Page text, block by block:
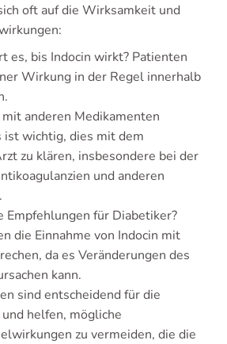
oft auf die Wirksamkeit und
es, bis Indocin wirkt? Patienten
Wirkung in der Regel innerhalb
mit anderen Medikamenten
ist wichtig, dies mit dem
zu klären, insbesondere bei der
und anderen
Empfehlungen für Diabetiker?
die Einnahme von Indocin mit
da es Veränderungen des
kann.
sind entscheidend für die
helfen, mögliche
zu vermeiden, die die